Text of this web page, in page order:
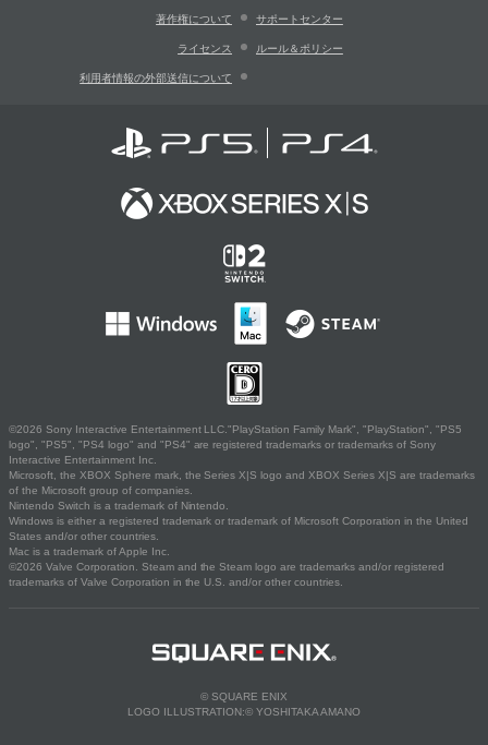
著作権について サポートセンター
ライセンス ルール＆ポリシー
利用者情報の外部送信について
©2026 Sony Interactive Entertainment LLC."PlayStation Family Mark", "PlayStation", "PS5
logo", "PS5", "PS4 logo" and "PS4" are registered trademarks or trademarks of Sony
Interactive Entertainment Inc.
Microsoft, the XBOX Sphere mark, the Series X|S logo and XBOX Series X|S are trademarks
of the Microsoft group of companies.
Nintendo Switch is a trademark of Nintendo.
Windows is either a registered trademark or trademark of Microsoft Corporation in the United
States and/or other countries.
Mac is a trademark of Apple Inc.
©2026 Valve Corporation. Steam and the Steam logo are trademarks and/or registered
trademarks of Valve Corporation in the U.S. and/or other countries.
© SQUARE ENIX
LOGO ILLUSTRATION:© YOSHITAKA AMANO